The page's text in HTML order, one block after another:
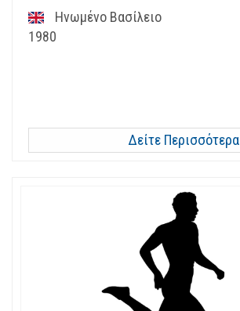
Ηνωμένο Βασίλειο
1980
Δείτε Περισσότερα